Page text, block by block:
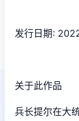
发行日期:
关于此作品
兵长提尔在大